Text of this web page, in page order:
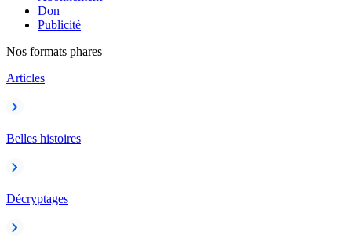
Don
Publicité
Nos formats phares
Articles
Belles histoires
Décryptages